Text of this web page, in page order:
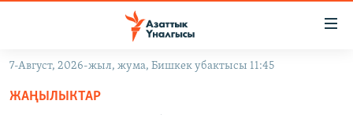
Навигацияга
өтүңүз
7-Август, 2026-жыл, жума, Бишкек убактысы 11:45
ЖАҢЫЛЫКТАР